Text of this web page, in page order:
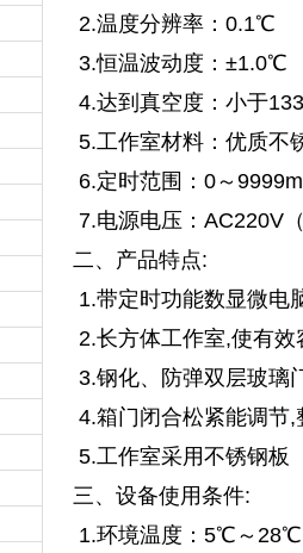
2.温度分辨率：0.1℃
3.恒温波动度：±1.0℃
4.达到真空度：小于
5.工作室材料：优质不
6.定时范围：0～
7.电源电压：AC220V
二、产品特点:
1.带定时功能数显微电
2.长方体工作室,使有
3.钢化、防弹双层玻璃
4.箱门闭合松紧能调节
5.工作室采用不锈钢板
三、设备使用条件:
1.环境温度：5℃～